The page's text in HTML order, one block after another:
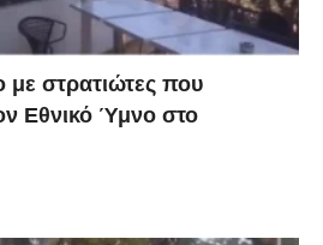
με στρατιώτες που
Εθνικό Ύμνο στο